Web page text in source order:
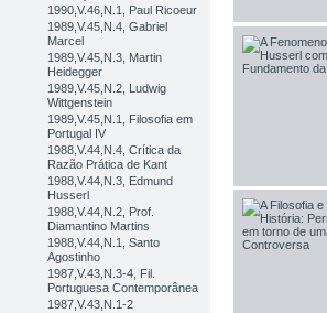
1990,V.46,N.1, Paul Ricoeur
1989,V.45,N.4, Gabriel
Marcel
1989,V.45,N.3, Martin
Heidegger
1989,V.45,N.2, Ludwig
Wittgenstein
1989,V.45,N.1, Filosofia em
Portugal IV
1988,V.44,N.4, Crítica da
Razão Prática de Kant
1988,V.44,N.3, Edmund
Husserl
1988,V.44,N.2, Prof.
Diamantino Martins
1988,V.44,N.1, Santo
Agostinho
1987,V.43,N.3-4, Fil.
Portuguesa Contemporânea
1987,V.43,N.1-2